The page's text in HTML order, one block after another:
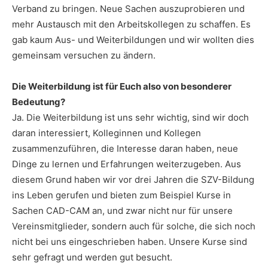
Verband zu bringen. Neue Sachen auszuprobieren und
mehr Austausch mit den Arbeitskollegen zu schaffen. Es
gab kaum Aus- und Weiterbildungen und wir wollten dies
gemeinsam versuchen zu ändern.
Die Weiterbildung ist für Euch also von besonderer
Bedeutung?
Ja. Die Weiterbildung ist uns sehr wichtig, sind wir doch
daran interessiert, Kolleginnen und Kollegen
zusammenzuführen, die Interesse daran haben, neue
Dinge zu lernen und Erfahrungen weiterzugeben. Aus
diesem Grund haben wir vor drei Jahren die SZV-Bildung
ins Leben gerufen und bieten zum Beispiel Kurse in
Sachen CAD-CAM an, und zwar nicht nur für unsere
Vereinsmitglieder, sondern auch für solche, die sich noch
nicht bei uns eingeschrieben haben. Unsere Kurse sind
sehr gefragt und werden gut besucht.